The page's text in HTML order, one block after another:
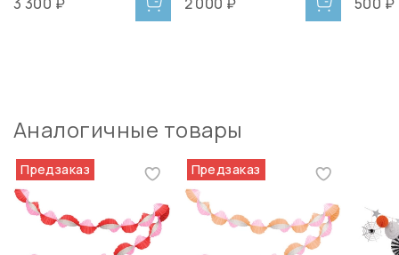
Аналогичные товары
Предзаказ Предзаказ